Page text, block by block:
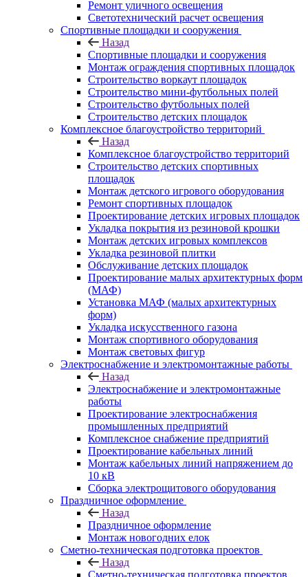
Ремонт уличного освещения
Светотехнический расчет освещения
Спортивные площадки и сооружения
Назад
Спортивные площадки и сооружения
Монтаж ограждения спортивных площадок
Строительство воркаут площадок
Строительство мини-футбольных полей
Строительство футбольных полей
Строительство детских площадок
Комплексное благоустройство территорий
Назад
Комплексное благоустройство территорий
Строительство детских спортивных
площадок
Монтаж детского игрового оборудования
Ремонт спортивных площадок
Проектирование детских игровых площадок
Укладка покрытия из резиновой крошки
Монтаж детских игровых комплексов
Укладка резиновой плитки
Обслуживание детских площадок
Проектирование малых архитектурных форм
(МАФ)
Установка МАФ (малых архитектурных
форм)
Укладка искусственного газона
Монтаж спортивного оборудования
Монтаж световых фигур
Электроснабжение и электромонтажные работы
Назад
Электроснабжение и электромонтажные
работы
Проектирование электроснабжения
промышленных предприятий
Комплексное снабжение предприятий
Проектирование кабельных линий
Монтаж кабельных линий напряжением до
10 кВ
Сборка электрощитового оборудования
Праздничное оформление
Назад
Праздничное оформление
Монтаж новогодних елок
Сметно-техническая подготовка проектов
Назад
Сметно-техническая подготовка проектов